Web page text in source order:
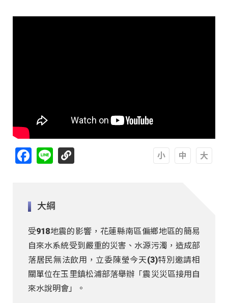
Facebook
Line
大綱
受918地震的影響，花蓮縣南區偏鄉地區的簡易
自來水系統受到嚴重的災害、水源污濁，造成部
落居民無法飲用，立委陳瑩今天(3)特別邀請相
關單位在玉里鎮松浦部落舉辦「震災災區接用自
來水說明會」。